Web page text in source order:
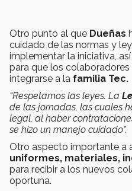
Otro punto al que Dueñas
cuidado de las normas y
implementar la iniciativa,
para que los
integrarse a la familia Tec.
“Respetamos las leyes. La
de las jornadas, las cuales
legal, al haber
se hizo un manejo cuidado”.
Otro aspecto importante a
uniformes, materiales,
para recibir a los nuevos
oportuna.